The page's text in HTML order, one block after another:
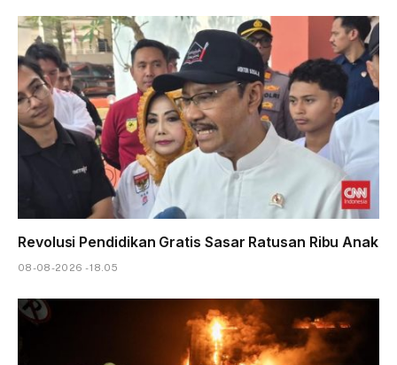
Revolusi Pendidikan Gratis Sasar Ratusan Ribu Anak
08-08-2026 - 18.05